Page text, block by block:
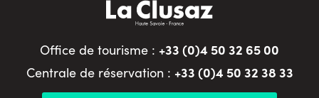
Office de tourisme : +33 (0)4 50 32 65 00
Centrale de réservation : +33 (0)4 50 32 38 33